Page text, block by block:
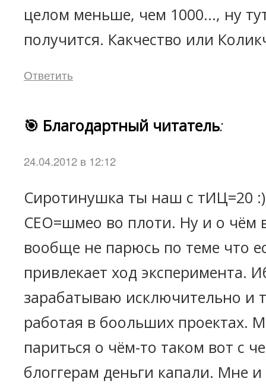
целом меньше, чем 1000..., ну
получится. Какчество или
Ответить
🎯 Благодартный читатель:
24.04.2012 в 12:12
Сиротинушка ты наш с тИЦ=20
СЕО=шмео во плоти. Ну и о чём
вообще не парюсь по теме что
привлекает ход эксперимента.
зарабатываю исключительно и
работая в боольших проектах.
париться о чём-то таком вот с
блоггерам деньги капали. Мне